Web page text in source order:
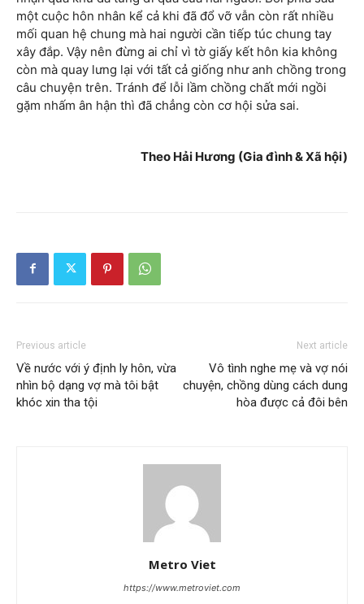
một cuộc hôn nhân kể cả khi đã đổ vỡ vẫn còn rất nhiều
mối quan hệ chung mà hai người cần tiếp túc chung tay
xây đắp. Vậy nên đừng ai chỉ vì tờ giấy kết hôn kia không
còn mà quay lưng lại với tất cả giống như anh chồng trong
câu chuyện trên. Tránh để lỗi lầm chồng chất mới ngồi
gặm nhấm ân hận thì đã chẳng còn cơ hội sửa sai.
Theo Hải Hương (Gia đình & Xã hội)
Previous article
Về nước với ý định ly hôn, vừa
nhìn bộ dạng vợ mà tôi bật
khóc xin tha tội
Next article
Vô tình nghe mẹ và vợ nói
chuyện, chồng dùng cách dung
hòa được cả đôi bên
Metro Viet
https://www.metroviet.com